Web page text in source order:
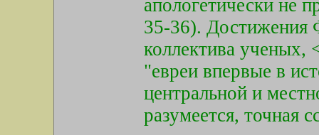
апологетически не
35-36). Достижения
коллектива ученых,
"евреи впервые в
центральной и
разумеется, точная